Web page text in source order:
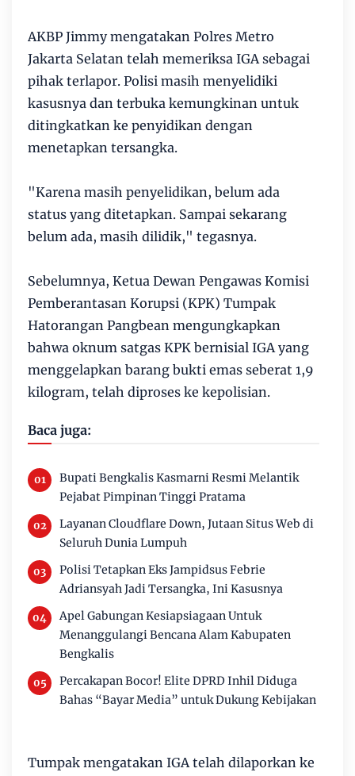
AKBP Jimmy mengatakan Polres Metro
Jakarta Selatan telah memeriksa IGA sebagai
pihak terlapor. Polisi masih menyelidiki
kasusnya dan terbuka kemungkinan untuk
ditingkatkan ke penyidikan dengan
menetapkan tersangka.
"Karena masih penyelidikan, belum ada
status yang ditetapkan. Sampai sekarang
belum ada, masih dilidik," tegasnya.
Sebelumnya, Ketua Dewan Pengawas Komisi
Pemberantasan Korupsi (KPK) Tumpak
Hatorangan Pangbean mengungkapkan
bahwa oknum satgas KPK bernisial IGA yang
menggelapkan barang bukti emas seberat 1,9
kilogram, telah diproses ke kepolisian.
Baca juga:
Bupati Bengkalis Kasmarni Resmi Melantik
Pejabat Pimpinan Tinggi Pratama
Layanan Cloudflare Down, Jutaan Situs Web di
Seluruh Dunia Lumpuh
Polisi Tetapkan Eks Jampidsus Febrie
Adriansyah Jadi Tersangka, Ini Kasusnya
Apel Gabungan Kesiapsiagaan Untuk
Menanggulangi Bencana Alam Kabupaten
Bengkalis
Percakapan Bocor! Elite DPRD Inhil Diduga
Bahas “Bayar Media” untuk Dukung Kebijakan
Tumpak mengatakan IGA telah dilaporkan ke